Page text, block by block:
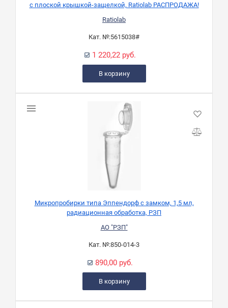
с плоской крышкой-защелкой, Ratiolab РАСПРОДАЖА!
Ratiolab
Кат. №:5615038#
1 220,22 руб.
В корзину
Микропробирки типа Эппендорф с замком, 1,5 мл,
радиационная обработка, РЗП
АО "РЗП"
Кат. №:850-014-3
890,00 руб.
В корзину